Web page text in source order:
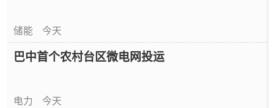
储能 今天
巴中首个农村台区微电网投运
电力 今天